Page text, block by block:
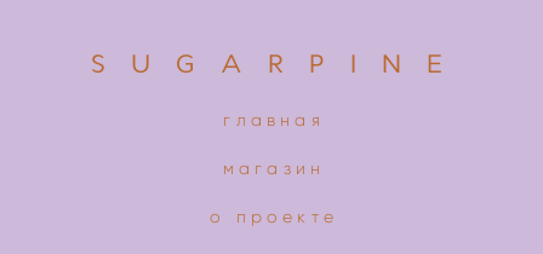
S U G A R P I N E
главная
магазин
о проекте